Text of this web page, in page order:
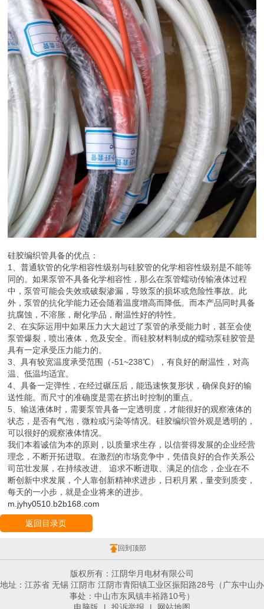
硅胶编织管具备的优点：
1、普通软管的化学相容性级别与硅胶管的化学相容性级别是不能等
同的。如果泵管不具备化学相容性，那么在泵管蠕动传输液体过程
中，泵管可能会失效或破裂渗漏，导致泵的损坏或危险性事故。此
外，泵管的抗化学能力还会随着温度增高而降低。而本产品同时具备
抗腐蚀，不溶胀，耐化学品，耐温性好的特性。
2、在实际运用中如果压力大大超过了泵管的承受能力时，甚至会使
泵管爆裂，喷出液体，危及安全。而硅胶材料制成的蠕动泵硅胶管是
具有一定承受压力能力的。
3、具有较宽温度承受范围（-51~238℃），有良好的耐温性，对高
温、低温均适宜。
4、具备一定弹性，在经过碾压后，能迅速恢复形状，确保良好的输
送性能。而尺寸的准确度是需在挤出时控制的重点。
5、输送液体时，需要泵管具备一定透明度，才能很好的观察液体的
状态，是否有气泡，微粒或污染等情况。硅胶编织管外观是透明的，
可以很好的观察液体情况。
我们本着诚信为本的原则，以质量求生存，以信誉得发展的企业经营
理念，不断开拓进取。在激烈的市场竞争中，凭借良好的合作关系公
司茁壮发展，在持续改进、 追求不断进取、满足的信念，企业在不
断创新中求发展，个人靠创新精神求进步，日积月累，量变到质变，
每天的一小步，就是企业将来的进步。
m.jyhy0510.b2b168.com
返回目录页
回到顶部
版权所有：江阴华月电材有限公司
地址：江苏省 无锡 江阴市 江阴市青阳镇工业区振阳路28号（广东中山办
事处：中山市东凤镇丰裕路10号）